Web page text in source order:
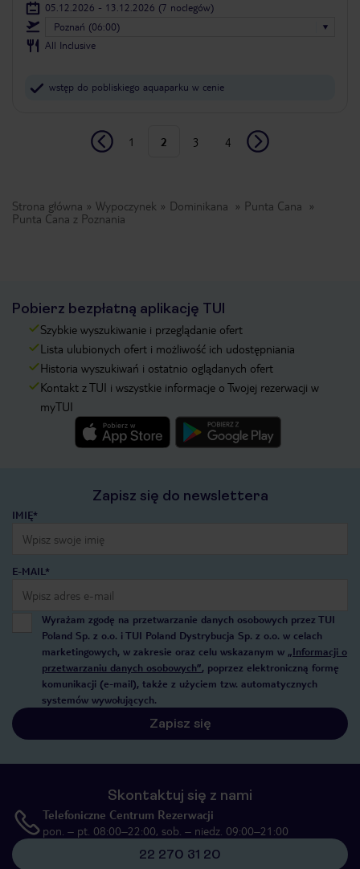
05.12.2026 - 13.12.2026 (7 noclegów)
Poznań (06:00)
All Inclusive
wstęp do pobliskiego aquaparku w cenie
1 2 3 4
Strona główna Wypoczynek Dominikana
Punta Cana
Punta Cana z Poznania
Pobierz bezpłatną aplikację TUI
Szybkie wyszukiwanie i przeglądanie ofert
Lista ulubionych ofert i możliwość ich udostępniania
Historia wyszukiwań i ostatnio oglądanych ofert
Kontakt z TUI i wszystkie informacje o Twojej rezerwacji w
myTUI
Zapisz się do newslettera
IMIĘ*
E-MAIL*
Wyrażam zgodę na przetwarzanie danych osobowych przez TUI
Poland Sp. z o.o. i TUI Poland Dystrybucja Sp. z o.o. w celach
marketingowych, w zakresie oraz celu wskazanym w „Informacji o
przetwarzaniu danych osobowych”, poprzez elektroniczną formę
komunikacji (e-mail), także z użyciem tzw. automatycznych
systemów wywołujących.
Zapisz się
Skontaktuj się z nami
Telefoniczne Centrum Rezerwacji
pon. – pt. 08:00–22:00, sob. – niedz. 09:00–21:00
22 270 31 20